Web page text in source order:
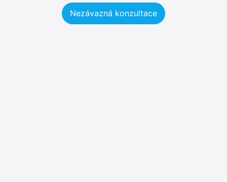
Nezávazná konzultace